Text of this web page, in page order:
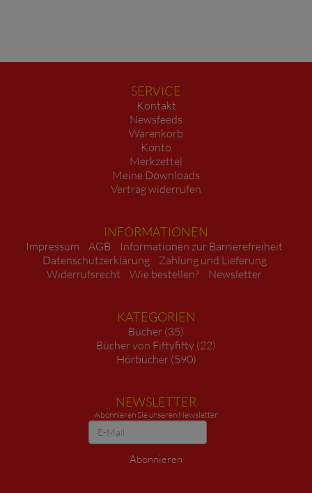
SERVICE
Kontakt
Newsfeeds
Warenkorb
Konto
Merkzettel
Meine Downloads
Vertrag widerrufen
INFORMATIONEN
Impressum AGB
Informationen zur Barrierefreiheit
Datenschutzerklärung
Zahlung und Lieferung
Widerrufsrecht
Wie bestellen? Newsletter
KATEGORIEN
Bücher (35)
Bücher von Fiftyfifty (22)
Hörbücher (590)
NEWSLETTER
Abonnieren Sie unseren Newsletter
Newsletter
Abonnieren